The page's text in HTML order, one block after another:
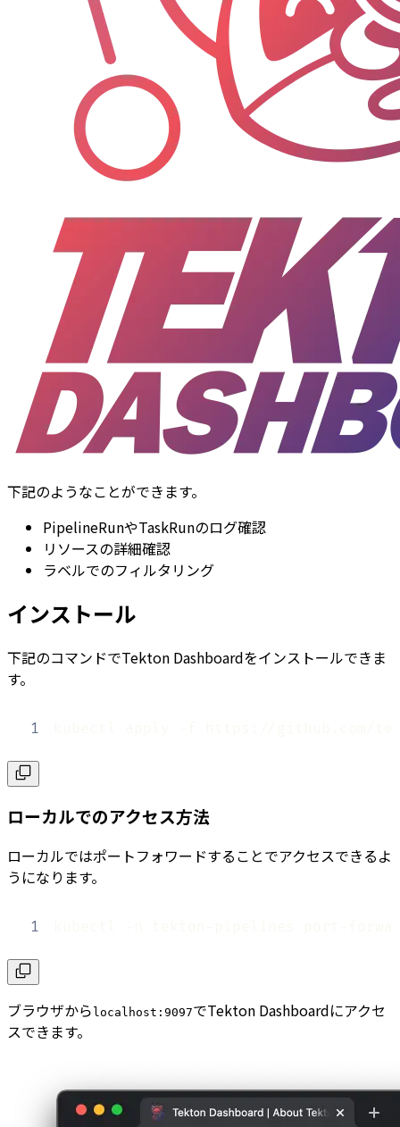
下記のようなことができます。
PipelineRunやTaskRunのログ確認
リソースの詳細確認
ラベルでのフィルタリング
インストール
下記のコマンドでTekton Dashboardをインストールできま
す。
1
ローカルでのアクセス方法
ローカルではポートフォワードすることでアクセスできるよ
うになります。
1
ブラウザから localhost:9097でTekton Dashboardにアクセ
スできます。